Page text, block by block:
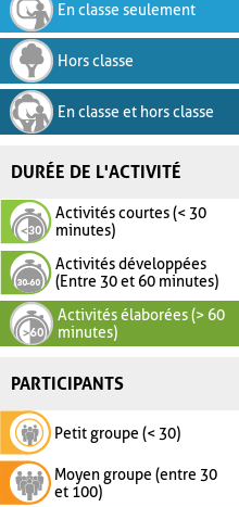
En classe seulement
Hors classe
En classe et hors classe
DURÉE DE L'ACTIVITÉ
Activités courtes (< 30
minutes)
Activités développées
(Entre 30 et 60 minutes)
Activités élaborées (> 60
minutes)
PARTICIPANTS
Petit groupe (< 30)
Moyen groupe (entre 30
et 100)